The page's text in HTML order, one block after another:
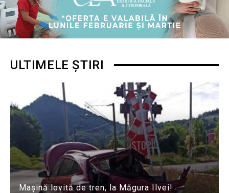
ULTIMELE ȘTIRI
Mașină lovită de tren, la Măgura Ilvei!